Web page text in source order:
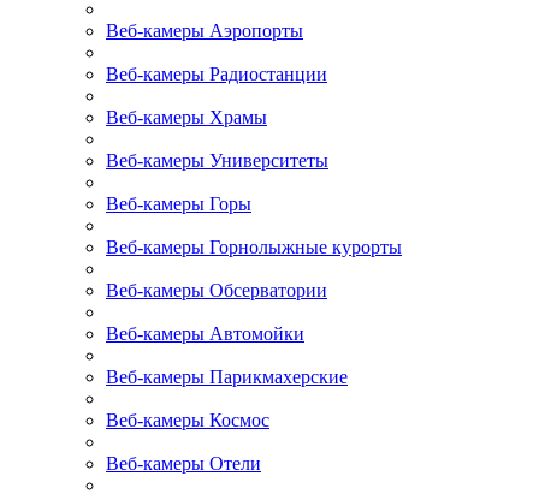
Веб-камеры Аэропорты
Веб-камеры Радиостанции
Веб-камеры Храмы
Веб-камеры Университеты
Веб-камеры Горы
Веб-камеры Горнолыжные курорты
Веб-камеры Обсерватории
Веб-камеры Автомойки
Веб-камеры Парикмахерские
Веб-камеры Космос
Веб-камеры Отели